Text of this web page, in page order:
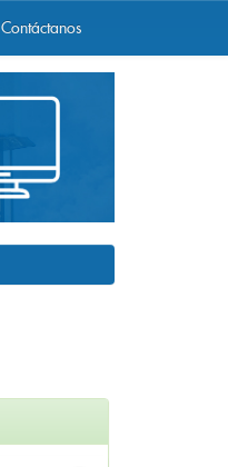
Contáctanos